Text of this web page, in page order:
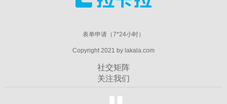
表单申请（7*24小时）
Copyright 2021 by lakala.com
社交矩阵
关注我们